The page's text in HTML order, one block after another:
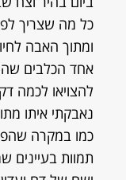
כל מה שצריך
ומתוך האבה
אחד הכלבים
להצויאו לכמה
נאבקתי איתו
כמו במקרה
תמוות בעיינים